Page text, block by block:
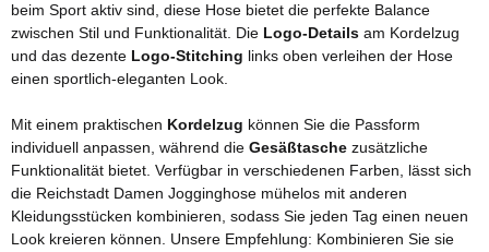
beim Sport aktiv sind, diese Hose bietet die perfekte Balance
zwischen Stil und Funktionalität. Die Logo-Details am Kordelzug
und das dezente Logo-Stitching links oben verleihen der Hose
einen sportlich-eleganten Look.
Mit einem praktischen Kordelzug können Sie die Passform
individuell anpassen, während die Gesäßtasche zusätzliche
Funktionalität bietet. Verfügbar in verschiedenen Farben, lässt sich
die Reichstadt Damen Jogginghose mühelos mit anderen
Kleidungsstücken kombinieren, sodass Sie jeden Tag einen neuen
Look kreieren können. Unsere Empfehlung: Kombinieren Sie sie